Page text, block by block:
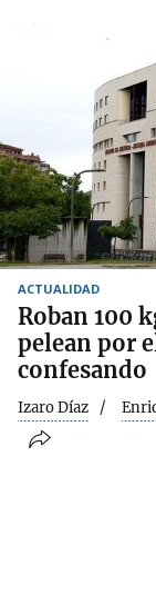
ACTUALIDAD
Roban 100
pelean por
confesando
Izaro Díaz